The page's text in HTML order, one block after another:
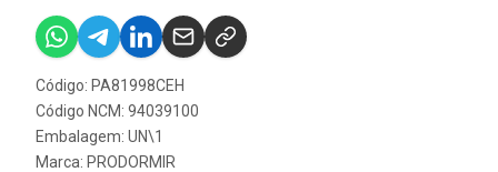
Código: PA81998CEH
Código NCM: 94039100
Embalagem: UN\1
Marca: PRODORMIR